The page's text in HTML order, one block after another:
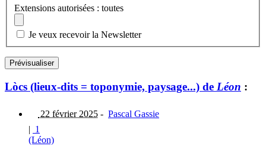
Extensions autorisées : toutes
Je veux recevoir la Newsletter
Lòcs (lieux-dits = toponymie, paysage...) de Léon :
22 février 2025 - Pascal Gassie
| 1
(Léon)